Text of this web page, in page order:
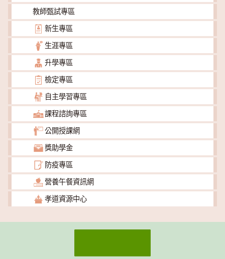
教師甄試專區
新生專區
生涯專區
升學專區
檢定專區
自主學習專區
課程諮詢專區
公開授課網
獎助學金
防疫專區
營養午餐資訊網
孝道資源中心